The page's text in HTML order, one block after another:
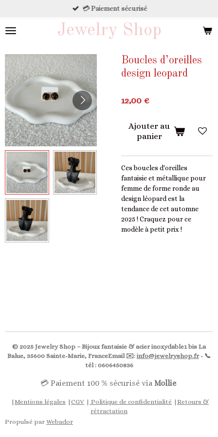
contenu
Jewelry Shop
💳 Paiement sécurisé
Boucles d’oreilles
design leopard
12,00 €
Ajouter au
panier
Ces boucles d'oreilles
fantaisie et métallique pour
femme de forme ronde au
design léopard est la
tendance de cet automne
2025 ! Craquez pour ce
modèle à petit prix !
© 2025 Jewelry Shop – Bijoux fantaisie & acier inoxydable1 bis La
Balue, 35600 Sainte-Marie, FranceEmail ✉️: info@jewelryshop.fr- 📞
tél : 0606450836
💳 Paiement 100 % sécurisé via Mollie
| Mentions légales | CGV | Politique de confidentialité | Retours &
rétractation
Propulsé par Webador